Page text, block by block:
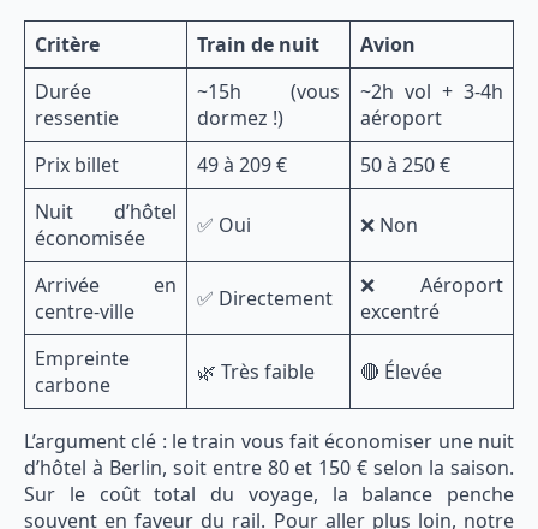
Critère Train de nuit
Avion
Durée
ressentie
~15h (vous
dormez !)
~2h vol + 3-4h
aéroport
Prix billet
49 à 209 €
50 à 250 €
Nuit d’hôtel
économisée
✅ Oui ❌ Non
Arrivée en
centre-ville
✅ Directement
❌ Aéroport
excentré
Empreinte
carbone
🌿 Très faible 🔴 Élevée
L’argument clé : le train vous fait économiser une nuit
d’hôtel à Berlin, soit entre 80 et 150 € selon la saison.
Sur le coût total du voyage, la balance penche
souvent en faveur du rail. Pour aller plus loin, notre